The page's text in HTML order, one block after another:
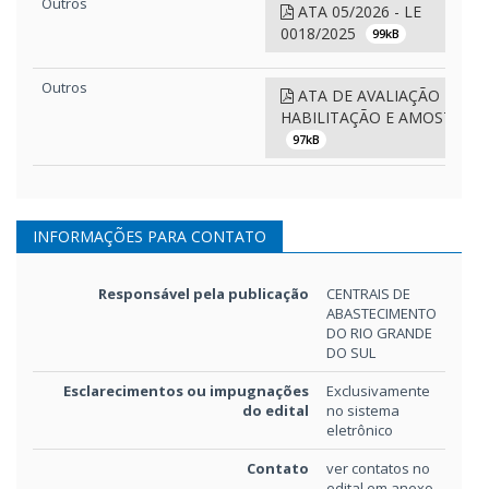
ATA 05/2026 - LE
0018/2025
99kB
Outros
ATA DE AVALIAÇÃO DA
HABILITAÇÃO E AMOSTRAS
97kB
HABILITAÇÃO PARCIAL
LOTE 2 - CHECKLIST DE
HABILITAÇÃO PARCIAL
LOTE 1 - CHECKLIST DE
HABILITAÇÃO PARCIAL
INFORMAÇÕES PARA CONTATO
Responsável pela publicação
CENTRAIS DE
ABASTECIMENTO
DO RIO GRANDE
DO SUL
Esclarecimentos ou impugnações
do edital
Exclusivamente
no sistema
eletrônico
Contato
ver contatos no